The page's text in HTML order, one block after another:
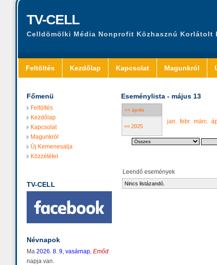
TV-CELL
Celldömölki Média Nonprofit Közhasznú Korlátolt
Feltöltés Kezdőlap Kapcsolat Magunkról
Főmenü
Feltöltés
Kezdőlap
Kapcsolat
Magunkról
Új Kemenesalja
Közzététel
TV-CELL
Névnapok
Ma 2026. 8. 9, vasárnap, Emőd
napja van.
Eseménylista - május 13
<< április
<< 2025
jan. febr. márc.
Leendő események
Nincs listázandó.